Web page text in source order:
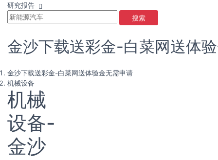
研究报告
搜索
金沙下载送彩金-白菜网送体
金沙下载送彩金-白菜网送体验金无需申请
机械设备
机械
设备-
金沙